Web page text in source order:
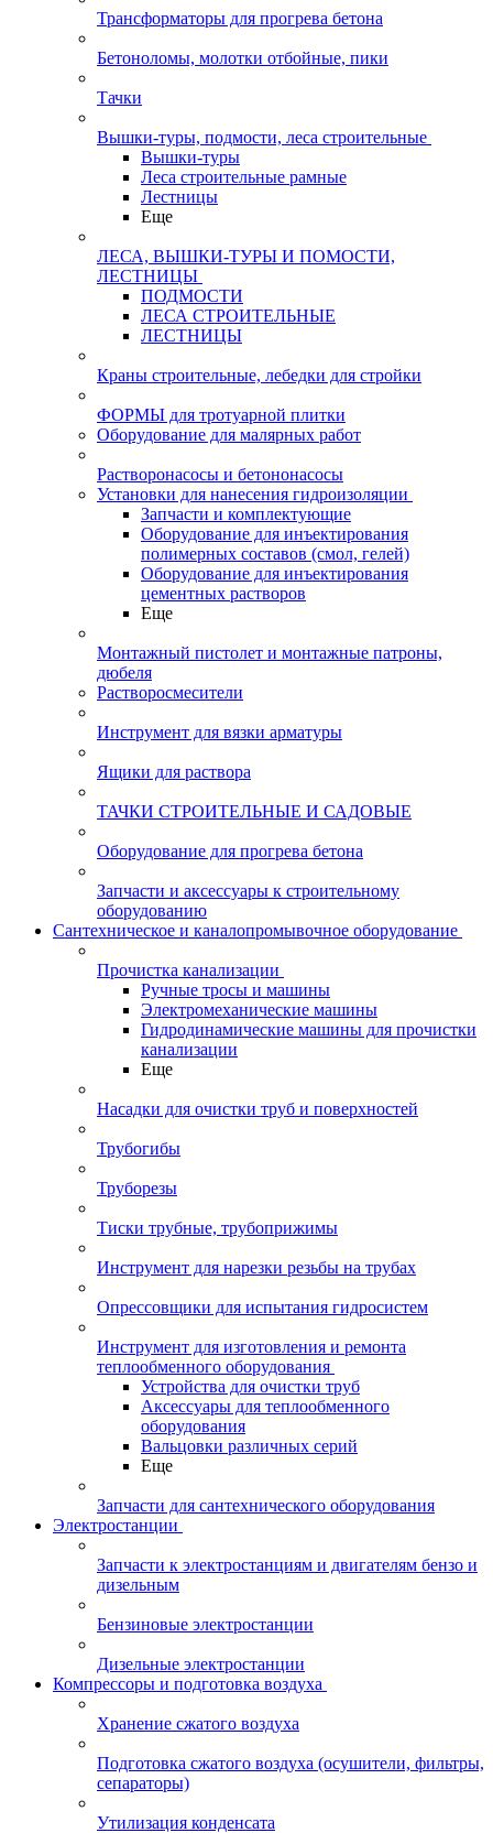
Трансформаторы для прогрева бетона
Бетоноломы, молотки отбойные, пики
Тачки
Вышки-туры, подмости, леса строительные
Вышки-туры
Леса строительные рамные
Лестницы
Еще
ЛЕСА, ВЫШКИ-ТУРЫ И ПОМОСТИ,
ЛЕСТНИЦЫ
ПОДМОСТИ
ЛЕСА СТРОИТЕЛЬНЫЕ
ЛЕСТНИЦЫ
Краны строительные, лебедки для стройки
ФОРМЫ для тротуарной плитки
Оборудование для малярных работ
Растворонасосы и бетононасосы
Установки для нанесения гидроизоляции
Запчасти и комплектующие
Оборудование для инъектирования
полимерных составов (смол, гелей)
Оборудование для инъектирования
цементных растворов
Еще
Монтажный пистолет и монтажные патроны,
дюбеля
Растворосмесители
Инструмент для вязки арматуры
Ящики для раствора
ТАЧКИ СТРОИТЕЛЬНЫЕ И САДОВЫЕ
Оборудование для прогрева бетона
Запчасти и аксессуары к строительному
оборудованию
Сантехническое и каналопромывочное оборудование
Прочистка канализации
Ручные тросы и машины
Электромеханические машины
Гидродинамические машины для прочистки
канализации
Еще
Насадки для очистки труб и поверхностей
Трубогибы
Труборезы
Тиски трубные, трубоприжимы
Инструмент для нарезки резьбы на трубах
Опрессовщики для испытания гидросистем
Инструмент для изготовления и ремонта
теплообменного оборудования
Устройства для очистки труб
Аксессуары для теплообменного
оборудования
Вальцовки различных серий
Еще
Запчасти для сантехнического оборудования
Электростанции
Запчасти к электростанциям и двигателям бензо и
дизельным
Бензиновые электростанции
Дизельные электростанции
Компрессоры и подготовка воздуха
Хранение сжатого воздуха
Подготовка сжатого воздуха (осушители, фильтры,
сепараторы)
Утилизация конденсата